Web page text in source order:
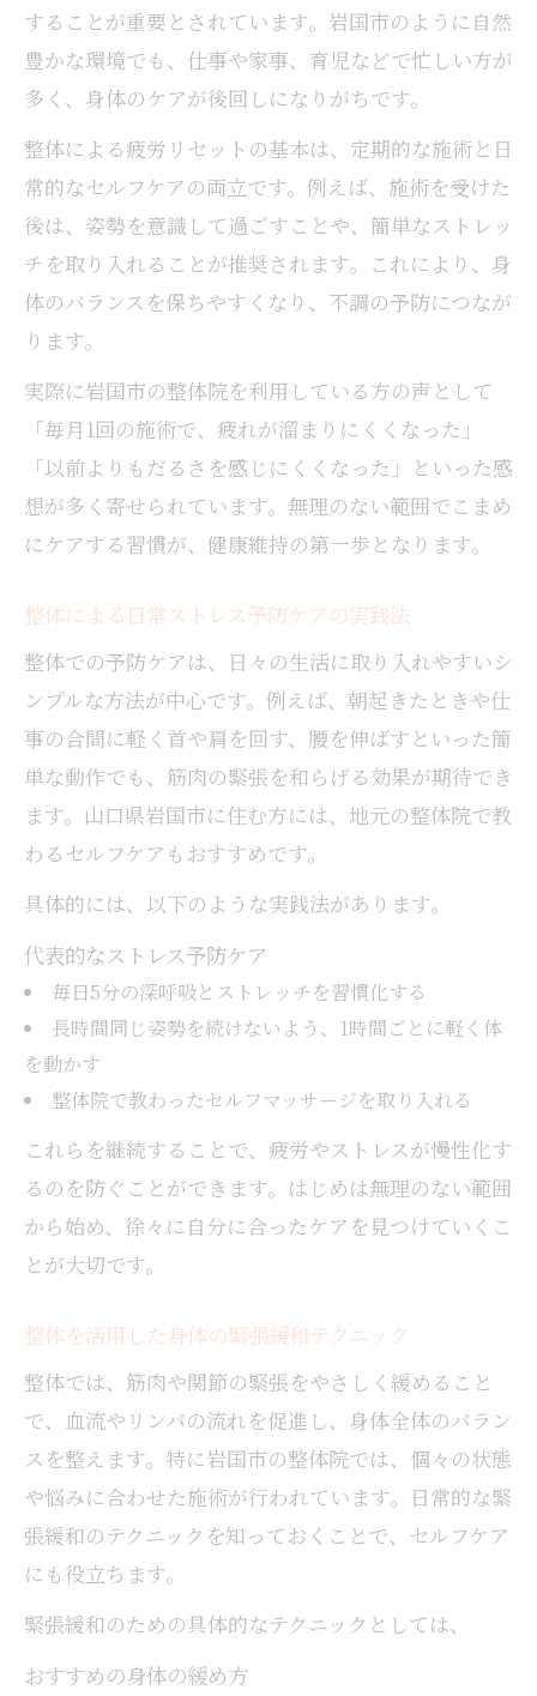
整体で安心して肩こり対策を始めるコツ
整体予防で肩回りの緊張を和らげる工夫
防
暮らしの中で整体を活かす秘訣とは
整体を暮らしに根付かせる簡単な方法
整体で生活の質を上げるための工夫
整体による小さな疲労ケアが未来を変える
整体予防が長期的な健康維持に役立つ理由
整体で未来の疲れやすさを防ぐ習慣
整体の積み重ねが体質改善へ導くヒント
身体の歪み改善を整体で目指す理由
整体で身体の歪みを整えるメリットとは
整体予防が歪み改善に有効なポイント
整体による全身バランス調整の重要性
整体の施術で歪みを根本からケアする方法
整体で姿勢改善と健康維持を両立する秘訣
することが重要とされています。岩国市のように自然
豊かな環境でも、仕事や家事、育児などで忙しい方が
多く、身体のケアが後回しになりがちです。
整体による疲労リセットの基本は、定期的な施術と日
常的なセルフケアの両立です。例えば、施術を受けた
後は、姿勢を意識して過ごすことや、簡単なストレッ
チを取り入れることが推奨されます。これにより、身
体のバランスを保ちやすくなり、不調の予防につなが
ります。
実際に岩国市の整体院を利用している方の声として
「毎月1回の施術で、疲れが溜まりにくくなった」
「以前よりもだるさを感じにくくなった」といった感
想が多く寄せられています。無理のない範囲でこまめ
にケアする習慣が、健康維持の第一歩となります。
整体による日常ストレス予防ケアの実践法
整体での予防ケアは、日々の生活に取り入れやすいシ
ンプルな方法が中心です。例えば、朝起きたときや仕
事の合間に軽く首や肩を回す、腰を伸ばすといった簡
単な動作でも、筋肉の緊張を和らげる効果が期待でき
ます。山口県岩国市に住む方には、地元の整体院で教
わるセルフケアもおすすめです。
具体的には、以下のような実践法があります。
代表的なストレス予防ケア
毎日5分の深呼吸とストレッチを習慣化する
長時間同じ姿勢を続けないよう、1時間ごとに軽く体
を動かす
整体院で教わったセルフマッサージを取り入れる
これらを継続することで、疲労やストレスが慢性化す
るのを防ぐことができます。はじめは無理のない範囲
から始め、徐々に自分に合ったケアを見つけていくこ
とが大切です。
整体を活用した身体の緊張緩和テクニック
整体では、筋肉や関節の緊張をやさしく緩めること
で、血流やリンパの流れを促進し、身体全体のバラン
スを整えます。特に岩国市の整体院では、個々の状態
や悩みに合わせた施術が行われています。日常的な緊
張緩和のテクニックを知っておくことで、セルフケア
にも役立ちます。
緊張緩和のための具体的なテクニックとしては、
おすすめの身体の緩め方